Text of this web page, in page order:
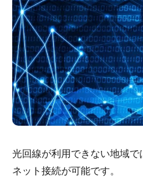
光回線が利用できない地域
ネット接続が可能です。